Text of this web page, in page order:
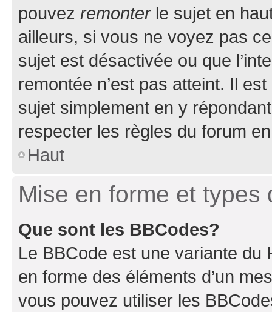
pouvez remonterle sujet en
ailleurs, si vous ne voyez pas
sujet est désactivée ou que
remontée n’est pas atteint. Il
sujet simplement en y
respecter les règles du forum
Haut
Mise en forme et types
Que sont les BBCodes?
Le BBCode est une variante du
en forme des éléments d’un
vous pouvez utiliser les